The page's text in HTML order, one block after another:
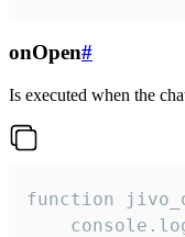
onOpen#
Is executed when the
function